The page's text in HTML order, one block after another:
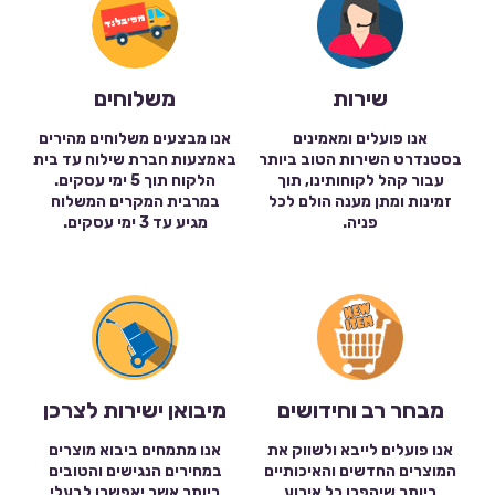
שירות
אנו פועלים ומאמינים
בסטנדרט השירות הטוב ביותר
עבור קהל לקוחותינו, תוך
זמינות ומתן מענה הולם לכל
פניה.
משלוחים
אנו מבצעים משלוחים מהירים
באמצעות חברת שילוח עד בית
הלקוח תוך 5 ימי עסקים.
במרבית המקרים המשלוח
מגיע עד 3 ימי עסקים.
מבחר רב וחידושים
אנו פועלים לייבא ולשווק את
המוצרים החדשים והאיכותיים
מיבואן ישירות לצרכן
אנו מתמחים ביבוא מוצרים
במחירים הנגישים והטובים